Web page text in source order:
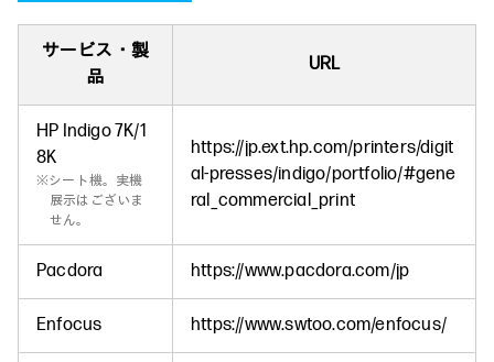
サービス・製
品
URL
HP Indigo 7K/1
8K
※シート機。実機
展示はございま
せん。
https://jp.ext.hp.com/printers/digit
al-presses/indigo/portfolio/#gene
ral_commercial_print
Pacdora https://www.pacdora.com/jp
Enfocus https://www.swtoo.com/enfocus/